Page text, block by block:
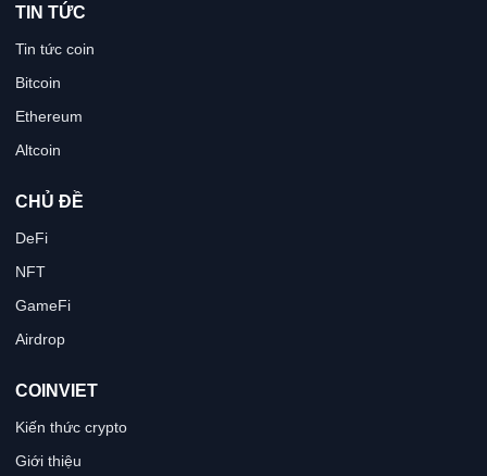
TIN TỨC
Tin tức coin
Bitcoin
Ethereum
Altcoin
CHỦ ĐỀ
DeFi
NFT
GameFi
Airdrop
COINVIET
Kiến thức crypto
Giới thiệu